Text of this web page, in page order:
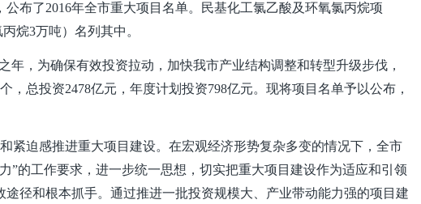
布了2016年全市重大项目名单。民基化工氯乙酸及环氧氯丙烷项
烷3万吨）名列其中。
年，为确保有效投资拉动，加快我市产业结构调整和转型升级步伐，
，总投资2478亿元，年度计划投资798亿元。现将项目名单予以公布，
紧迫感推进重大项目建设。在宏观经济形势复杂多变的情况下，全市
”的工作要求，进一步统一思想，切实把重大项目建设作为适应和引领
径和根本抓手。通过推进一批投资规模大、产业带动能力强的项目建